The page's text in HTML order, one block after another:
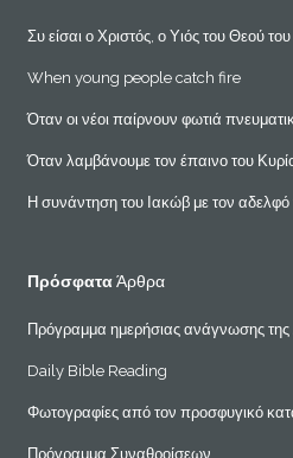
Συ είσαι ο Χριστός, ο Υιός του Θεού
When young people catch fire
Όταν οι νέοι παίρνουν φωτιά
Όταν λαμβάνουμε τον έπαινο του
Η συνάντηση του Ιακώβ με τον
ΠρόσφαταΆρθρα
Πρόγραμμα ημερήσιας ανάγνωσης της
Daily Bible Reading
Φωτογραφίες από τον προσφυγικό
Πρόγραμμα Συναθροίσεων